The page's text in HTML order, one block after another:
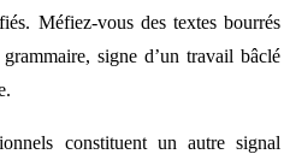
Méfiez-vous des textes bourrés
signe d’un travail bâclé
constituent un autre signal